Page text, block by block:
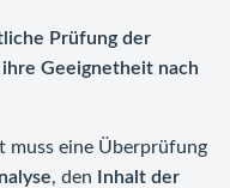
Prüfung der
Geeignetheit nach
muss eine Überprüfung
, den
Inhalt der